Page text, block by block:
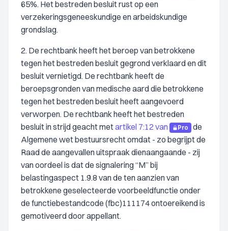
65%. Het bestreden besluit rust op een
verzekeringsgeneeskundige en arbeidskundige
grondslag.
2. De rechtbank heeft het beroep van betrokkene
tegen het bestreden besluit gegrond verklaard en dit
besluit vernietigd. De rechtbank heeft de
beroepsgronden van medische aard die betrokkene
tegen het bestreden besluit heeft aangevoerd
verworpen. De rechtbank heeft het bestreden
besluit in strijd geacht metartikel 7:12 van Pro
de
Algemene wet bestuursrecht omdat - zo begrijpt de
Raad de aangevallen uitspraak dienaangaande - zij
van oordeel is dat de signalering “M” bij
belastingaspect 1.9.8 van de ten aanzien van
betrokkene geselecteerde voorbeeldfunctie onder
de functiebestandcode (fbc)111174 ontoereikend is
gemotiveerd door appellant.